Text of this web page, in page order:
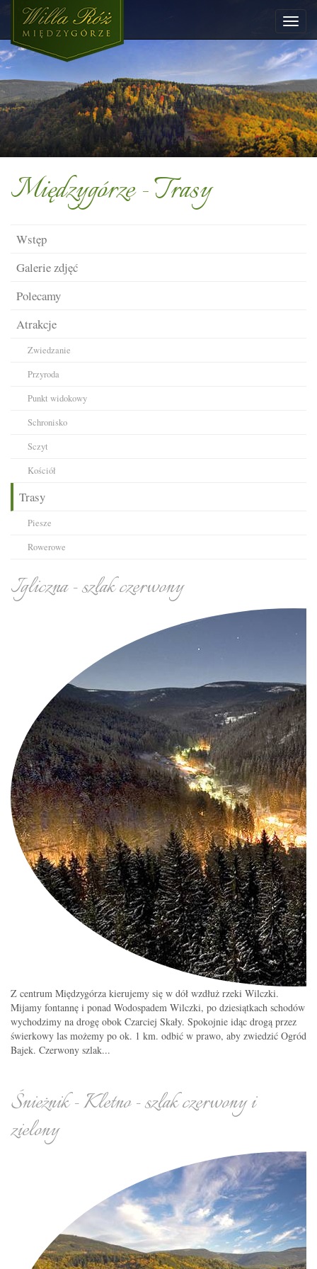
Międzygórze - Trasy
Wstęp
Galerie zdjęć
Polecamy
Atrakcje
Zwiedzanie
Przyroda
Punkt widokowy
Schronisko
Sczyt
Kościół
Trasy
Piesze
Rowerowe
Igliczna - szlak czerwony
Z centrum Międzygórza kierujemy się w dół wzdłuż rzeki Wilczki.
Mijamy fontannę i ponad Wodospadem Wilczki, po dziesiątkach schodów
wychodzimy na drogę obok Czarciej Skały. Spokojnie idąc drogą przez
świerkowy las możemy po ok. 1 km. odbić w prawo, aby zwiedzić Ogród
Bajek. Czerwony szlak...
Śnieżnik - Kletno - szlak czerwony i
zielony